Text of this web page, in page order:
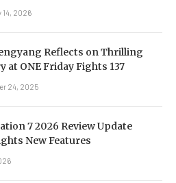
14, 2026
Reflects on Thrilling
at ONE Friday Fights 137
24, 2025
7 2026 Review Update
New Features